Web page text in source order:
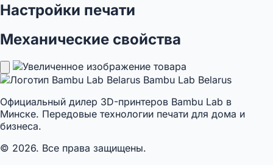
Настройки печати
Механические свойства
Bambu Lab Belarus
Официальный дилер 3D-принтеров Bambu Lab в
Минске. Передовые технологии печати для дома и
бизнеса.
© 2026. Все права защищены.